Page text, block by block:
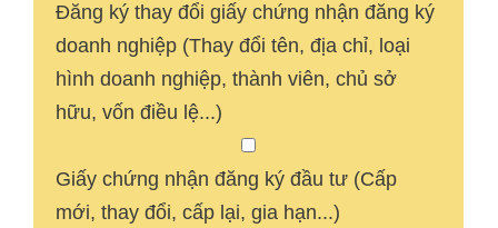
Đăng ký thay đổi giấy chứng nhận đăng ký
doanh nghiệp (Thay đổi tên, địa chỉ, loại
hình doanh nghiệp, thành viên, chủ sở
hữu, vốn điều lệ...)
Giấy chứng nhận đăng ký đầu tư (Cấp
mới, thay đổi, cấp lại, gia hạn...)